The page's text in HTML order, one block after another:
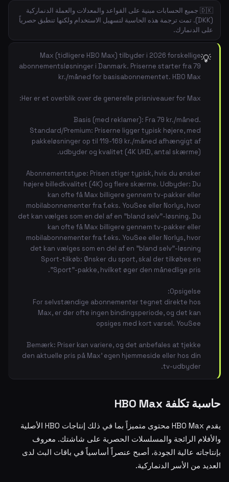
🇩🇰 جميع الحسابات مبنية على القواعد والمعدلات والعملة الدنماركية
(DKK). تمت ترجمة هذه الحاسبة لتسهيل الاستخدام ولكنها تنطبق حصرياً
على الدنمارك.
💡
Max (tidligere HBO Max) tilbyder i 2026 forskellige
abonnementsløsninger i Danmark. Priserne starter fra 79
kr./måned for basisabonnementet. HBO Max
Her er et overblik over de generelle prisniveauer for Max:
Basis (med reklamer): Fra 79 kr./måned.
Standard/Premium: Priserne ligger typisk højere, med
pakkeløsninger op til 119-169 kr./måned afhængigt af
udbyder og kvalitet (4K UHD, antal skærme).
Abonnementstype: Prisen stiger typisk, hvis du ønsker
højere billedkvalitet (4K) og flere skærme. Udbyder: Du
kan ofte få Max billigere gennem tv-pakker eller
mobilabonnementer fra f.eks. YouSee eller Norlys, hvor
det kan vælges som en del af en "bland selv"-løsning. Du
kan ofte få Max billigere gennem tv-pakker eller
mobilabonnementer fra f.eks. YouSee eller Norlys, hvor
det kan vælges som en del af en "bland selv"-løsning
Sport-tilkøb: Ønsker du sport, skal der tilkøbes en
"Sport"-pakke, hvilket øger den månedlige pris.
Opsigelse:
For selvstændige abonnementer tegnet direkte hos
Max, er der ofte ingen bindingsperiode, og det kan
opsiges med kort varsel. YouSee
Bemærk: Priser kan variere, og det anbefales at tjekke
den aktuelle pris på Max' egen hjemmeside eller hos din
tv-udbyder.
حاسبة تكلفة HBO Max
يقدم HBO Max محتوى متميزاً بما في ذلك إنتاجات HBO الأصلية
والأفلام الرائجة والمسلسلات الحصرية على شاشتك. معروف
بإنتاجاته عالية الجودة، أصبح عنصراً أساسياً في باقات البث لدى
العديد من الأسر الدنماركية.